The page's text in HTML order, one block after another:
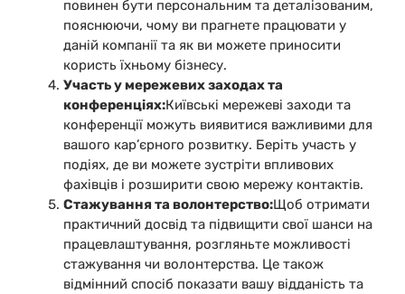
повинен бути персональним та деталізованим,
пояснюючи, чому ви прагнете працювати у
даній компанії та як ви можете приносити
користь їхньому бізнесу.
Участь у мережевих заходах та
конференціях:Київські мережеві заходи та
конференції можуть виявитися важливими для
вашого кар’єрного розвитку. Беріть участь у
подіях, де ви можете зустріти впливових
фахівців і розширити свою мережу контактів.
Стажування та волонтерство:Щоб отримати
практичний досвід та підвищити свої шанси на
працевлаштування, розгляньте можливості
стажування чи волонтерства. Це також
відмінний спосіб показати вашу відданість та